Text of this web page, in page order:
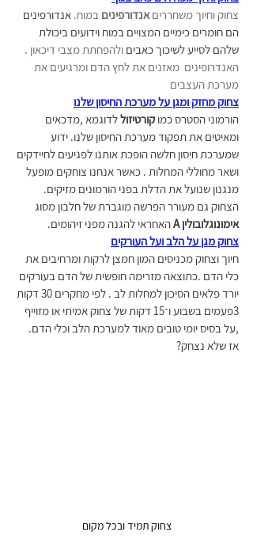
צחוק וחיוך משחררים אנדורפינים במוח. אנדורפינים
הם חומרים כימיים המצויים במוח וידועים ביכולת
שלהם לסייע לשיכוך כאבים ולהפחתת מצבי דיכאון .
האנדרופינים  מאזנים את לחץ הדם ומרגיעים את
מערכת העצבים
צחוק מחזק ומגן על מערכת החיסון שלנו
הורמוני הסטרס כמו קורטיזול לדוגמא ,מדכאים
ומאיטים את תפקוד מערכת החיסון שלנו. ידוע
שמערכת חיסון חלשה הופכת אותנו לפגיעים לחיידקים
ושאר מחוללי המחלות . כאשר אנחנו צוחקים מופעל
מנגנון שנועל את הדלת בפני הורמונים מזיקים.
הצחוק גם מעורר הפרשה מוגברת של חלבון מסוג
אימונוגלובולין A האחראי להגנה מפני זיהומים.
צחוק מגן על הלב ועל העורקים
חיוך וצחוק מכניסים המון חמצן לרקות ומרחיבים את
כלי הדם .כתוצאה מזרימה חופשית של הדם בעורקים
יורד פלאים הסיכון למחלות לב . לפי מחקרים 30 דקות
3פעמים בשבוע ו־15 דקות של צחוק אמיתי או מזוייף
,על בסיס יומי טובים מאוד למערכת הלב וכלי הדם.
אז שלא נצחק?
צחוק תמיד ובכל מקום